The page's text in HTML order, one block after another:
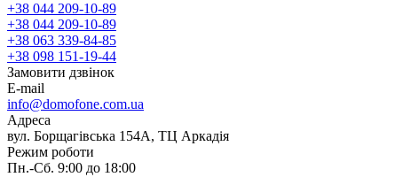
+38 044 209-10-89
+38 044 209-10-89
+38 063 339-84-85
+38 098 151-19-44
Замовити дзвінок
E-mail
info@domofone.com.ua
Адреса
вул. Борщагівська 154А, ТЦ Аркадія
Режим роботи
Пн.-Сб. 9:00 до 18:00